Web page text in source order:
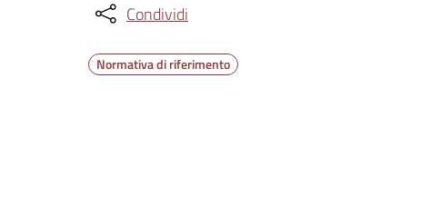
Condividi
Normativa di riferimento